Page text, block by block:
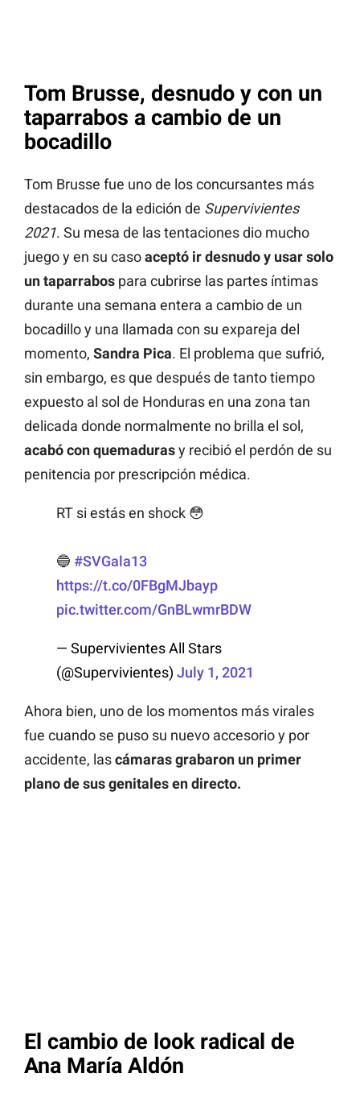
Tom Brusse, desnudo y con un
taparrabos a cambio de un
bocadillo
Tom Brusse fue uno de los concursantes más
destacados de la edición de Supervivientes
2021. Su mesa de las tentaciones dio mucho
juego y en su casoaceptó ir desnudo y usar solo
un taparrabos para cubrirse las partes íntimas
durante una semana entera a cambio de un
bocadillo y una llamada con su expareja del
momento, Sandra Pica. El problema que sufrió,
sin embargo, es que después de tanto tiempo
expuesto al sol de Honduras en una zona tan
delicada donde normalmente no brilla el sol,
acabó con quemadurasy recibió el perdón de su
penitencia por prescripción médica.
RT si estás en shock 😳
🔵 #SVGala13
https://t.co/0FBgMJbayp
pic.twitter.com/GnBLwmrBDW
— Supervivientes All Stars
(@Supervivientes) July 1, 2021
Ahora bien, uno de los momentos más virales
fue cuando se puso su nuevo accesorio y por
accidente, lascámaras grabaron un primer
plano de sus genitales en directo.
El cambio de look radical de
Ana María Aldón